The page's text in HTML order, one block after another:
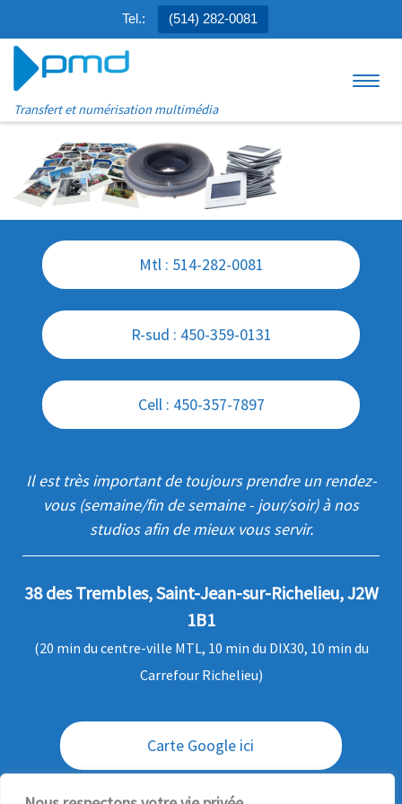
Tel.: (514) 282-0081
Transfert et numérisation multimédia
Mtl : 514-282-0081
R-sud : 450-359-0131
Cell : 450-357-7897
Il est très important de toujours prendre un rendez-
vous (semaine/fin de semaine - jour/soir) à nos
studios afin de mieux vous servir.
38 des Trembles, Saint-Jean-sur-Richelieu, J2W
1B1
(20 min du centre-ville MTL, 10 min du DIX30, 10 min du
Carrefour Richelieu)
Carte Google ici